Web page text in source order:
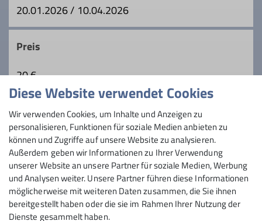
Ämter
20.01.2026 / 10.04.2026
Preis
20 €
Maximale Teilnehmeranzahl
6
Diese Website verwendet Cookies
Wir verwenden Cookies, um Inhalte und Anzeigen zu
personalisieren, Funktionen für soziale Medien anbieten zu
können und Zugriffe auf unsere Website zu analysieren.
Außerdem geben wir Informationen zu Ihrer Verwendung
unserer Website an unsere Partner für soziale Medien, Werbung
und Analysen weiter. Unsere Partner führen diese Informationen
möglicherweise mit weiteren Daten zusammen, die Sie ihnen
bereitgestellt haben oder die sie im Rahmen Ihrer Nutzung der
Dienste gesammelt haben.